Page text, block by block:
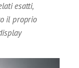
esatti,
il proprio